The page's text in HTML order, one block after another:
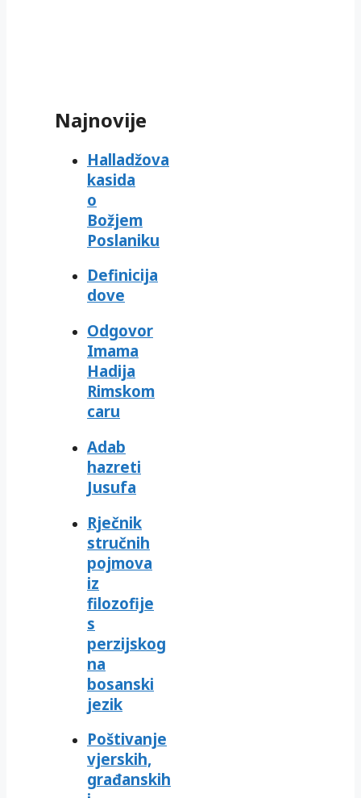
Najnovije
Halladžova
kasida
o
Božjem
Poslaniku
Definicija
dove
Odgovor
Imama
Hadija
Rimskom
caru
Adab
hazreti
Jusufa
Rječnik
stručnih
pojmova
iz
filozofije
s
perzijskog
na
bosanski
jezik
Poštivanje
vjerskih,
građanskih